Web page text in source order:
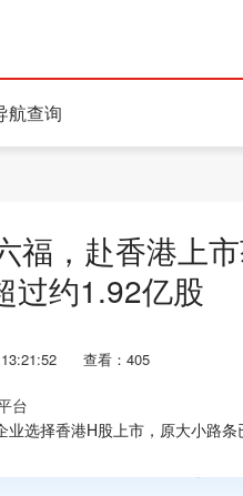
航查询
福，赴香港上
过约1.92亿股
查看：405
台
选择香港H股上市，原大小路